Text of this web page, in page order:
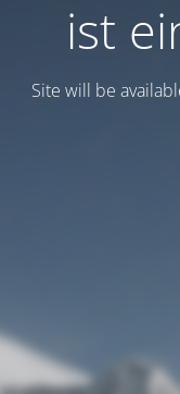
ist
Site will be